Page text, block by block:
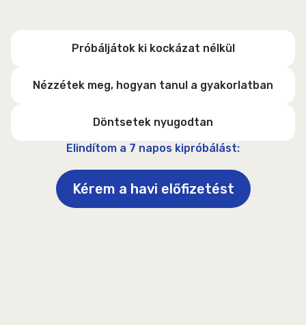
Próbáljátok ki kockázat nélkül
Nézzétek meg, hogyan tanul a gyakorlatban
Döntsetek nyugodtan
Elindítom a 7 napos kipróbálást:
Kérem a havi előfizetést